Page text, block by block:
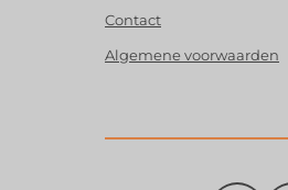
Contact
Algemene voorwaarden